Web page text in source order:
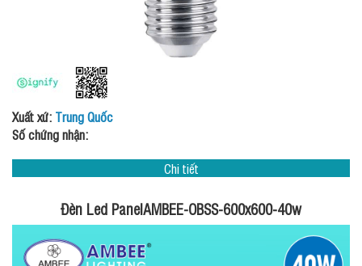
Xuất xứ: Trung Quốc
Số chứng nhận:
Chi tiết
Đèn Led PanelAMBEE-OBSS-600x600-40w